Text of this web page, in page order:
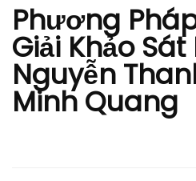
Phương
Giải Khảo
Nguyễn
Minh Quang